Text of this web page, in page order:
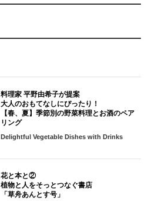
料理家 平野由希子が提案
大人のおもてなしにぴったり！
【春、夏】季節別の野菜料理とお酒のペア
リング
Delightful Vegetable Dishes with Drinks
花と本と②
植物と人をそっとつなぐ書店
「草舟あんとす号」